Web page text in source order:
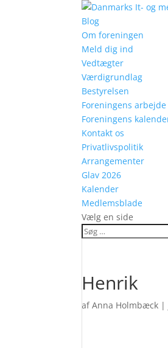
Blog
Om foreningen
Meld dig ind
Vedtægter
Værdigrundlag
Bestyrelsen
Foreningens arbejde
Foreningens
Kontakt os
Privatlivspolitik
Arrangementer
Glav 2026
Kalender
Medlemsblade
Vælg en side
Henrik
afAnna Holmbæck |